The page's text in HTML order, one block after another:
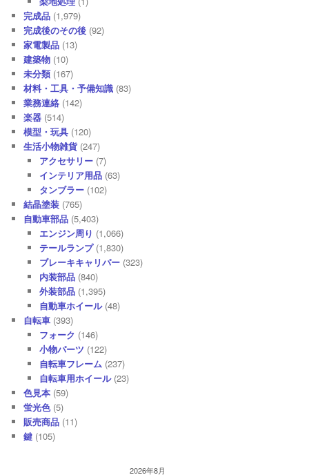
完成品 (1,979)
完成後のその後 (92)
家電製品 (13)
建築物 (10)
未分類 (167)
材料・工具・予備知識 (83)
業務連絡 (142)
楽器 (514)
模型・玩具 (120)
生活小物雑貨 (247)
アクセサリー(7)
インテリア用品(63)
タンブラー(102)
結晶塗装 (765)
自動車部品 (5,403)
エンジン周り (1,066)
テールランプ(1,830)
ブレーキキャリパー(323)
内装部品(840)
外装部品(1,395)
自動車ホイール(48)
自転車 (393)
フォーク (146)
小物パーツ (122)
自転車フレーム (237)
自転車用ホイール(23)
色見本 (59)
蛍光色(5)
販売商品 (11)
鍵 (105)
2026年8月